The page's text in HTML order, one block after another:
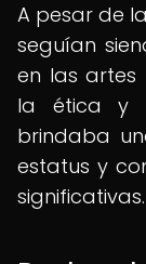
A pesar de
seguían
en las artes
la ética y
brindaba
estatus y
significativas.